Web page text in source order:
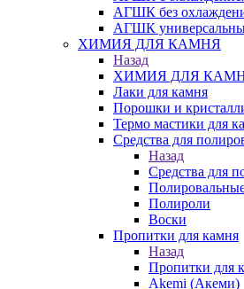
АГШК без
АГШК
ХИМИЯ ДЛЯ КАМНЯ
Назад
ХИМИЯ ДЛЯ
Лаки для камня
Порошки и
Термо мастики для
Средства для
Назад
Средства для
Полироли
Воски
Пропитки для камня
Назад
Пропитки для
Akemi (Акеми)